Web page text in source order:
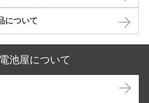
について​
電池屋について